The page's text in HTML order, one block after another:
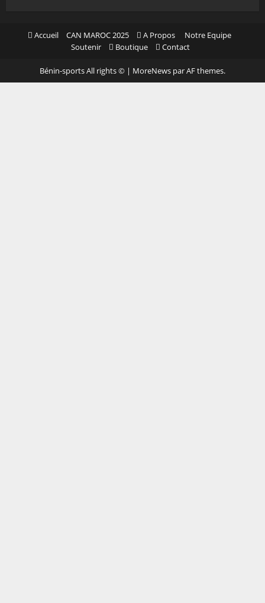
Accueil CAN MAROC 2025 A Propos
Notre Equipe
Soutenir
Boutique Contact
Bénin-sports All rights © | MoreNews par AF themes.